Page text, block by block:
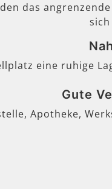
das
eine ruhige
Gute
Apotheke,